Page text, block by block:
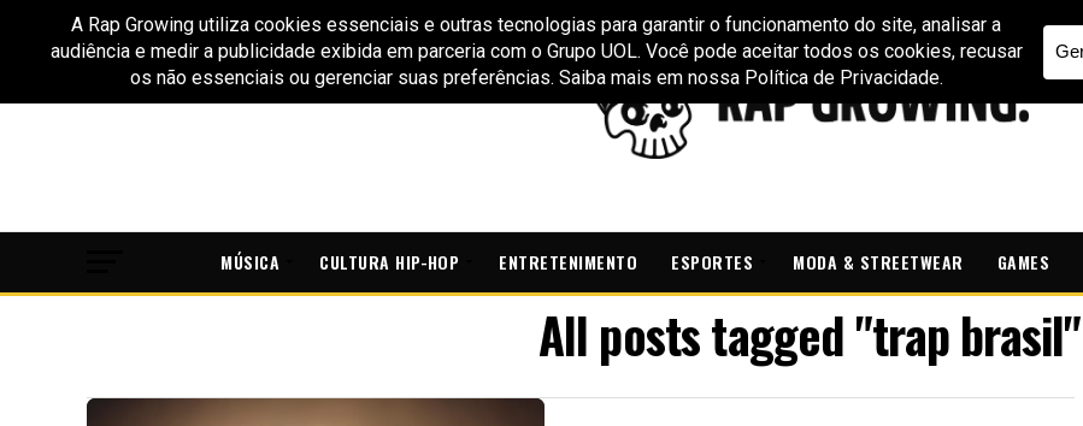
MÚSICA CULTURA HIP-HOP ENTRETENIMENTO ESPORTES MODA & STREETWEAR GAMES
All posts tagged "trap brasil"